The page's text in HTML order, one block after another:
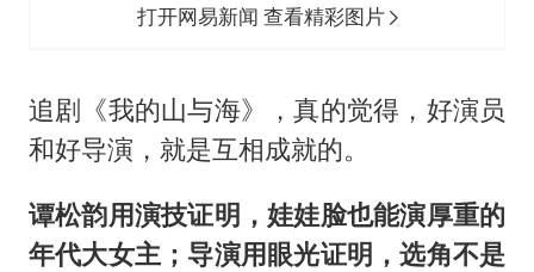
打开网易新闻 查看精彩图片
追剧《我的山与海》，真的觉得，好演员
和好导演，就是互相成就的。
谭松韵用演技证明，娃娃脸也能演厚重的
年代大女主；导演用眼光证明，选角不是